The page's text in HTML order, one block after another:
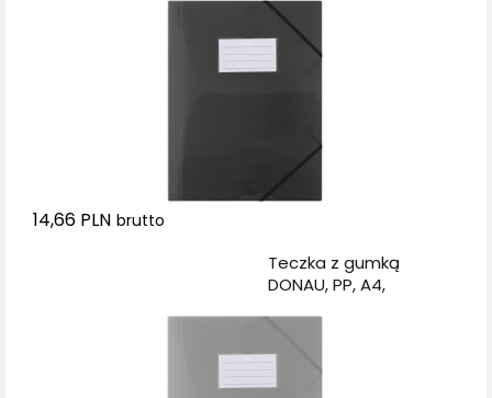
14,66 PLN brutto
Teczka z gumką
DONAU, PP, A4,
dymna